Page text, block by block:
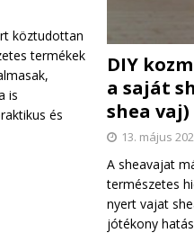
köztudottan
termékek
is
és
DIY
a saját
shea vaj)
13. május
A sheavajat
természetes
nyert vajat
jótékony